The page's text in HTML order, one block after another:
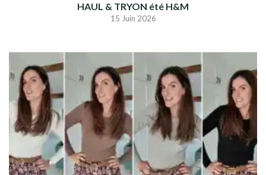
HAUL & TRYON été H&M
15 Juin 2026